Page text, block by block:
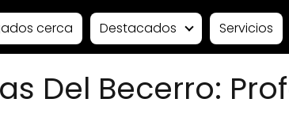
cerca Destacados Servicios
Del Becerro: